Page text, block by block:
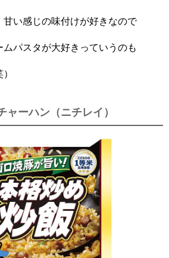
い感じの味付けが好きなので
パスタが大好きっていうのも
ャーハン（ニチレイ）